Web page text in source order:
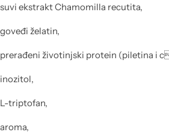
suvi ekstrakt Chamomilla recutita,
goveđi želatin,
prerađeni životinjski protein (piletina i
inozitol,
L-triptofan,
aroma,